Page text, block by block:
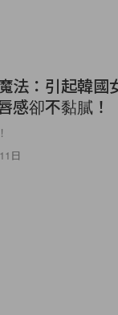
法：引起韓國
感卻不黏膩！
日